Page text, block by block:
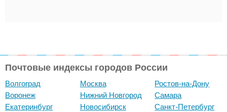
Почтовые индексы городов России
Волгоград
Воронеж
Екатеринбург
Москва
Нижний Новгород
Новосибирск
Ростов-на-Дону
Самара
Санкт-Петербург